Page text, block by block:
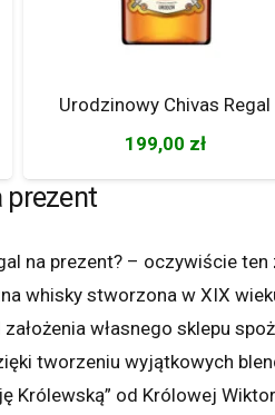
Urodzinowy Chivas Regal
199,00 zł
prezent
na prezent? – oczywiście
whisky stworzona w XIX
własnego sklepu
tworzeniu wyjątkowych
Królewską” od Królowej